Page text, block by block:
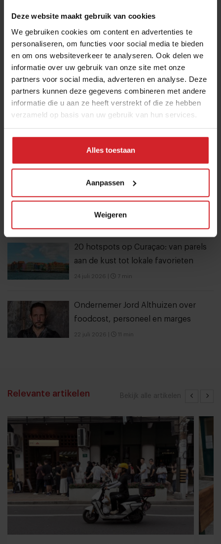
Deze website maakt gebruik van cookies
We gebruiken cookies om content en advertenties te
personaliseren, om functies voor social media te bieden
en om ons websiteverkeer te analyseren. Ook delen we
informatie over uw gebruik van onze site met onze
partners voor social media, adverteren en analyse. Deze
partners kunnen deze gegevens combineren met andere
informatie die u aan ze heeft verstrekt of die ze hebben
verzameld op basis van uw gebruik van hun services.
Alles toestaan
Aanpassen
Weigeren
Veel gelezen artikelen
10 globale foodtrends: van
darmgezondheid en brainfood tot
23 juli 2026| 6 min
7 augustus 2026| 6 min
Stephan Nijst over de financiële
sores van een koksgezin
5 september 2021|
20 hotspots op Curaçao: van parels
aan de kust tot lokale favorieten
24 juli 2026 7 min
Ondernemer Jord Althuizen over
foodcost, personeel en marges
22 juli 2026 11 min
Bekijk alle artikelen
Relevante artikelen